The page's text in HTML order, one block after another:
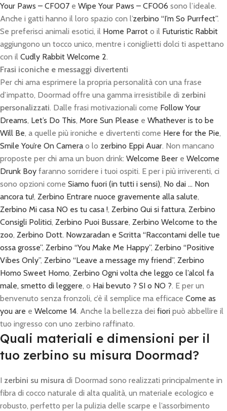
Your Paws – CF007 e Wipe Your Paws – CF006 sono l’ideale.
Anche i gatti hanno il loro spazio con l’zerbino “I’m So Purrfect”.
Se preferisci animali esotici, il Home Parrot o il Futuristic Rabbit
aggiungono un tocco unico, mentre i coniglietti dolci ti aspettano
con il Cudly Rabbit Welcome 2.
Frasi iconiche e messaggi divertenti
Per chi ama esprimere la propria personalità con una frase
d’impatto, Doormad offre una gamma irresistibile di zerbini
personalizzati. Dalle frasi motivazionali come Follow Your
Dreams, Let’s Do This, More Sun Please e Whathever is to be
Will Be, a quelle più ironiche e divertenti come Here for the Pie,
Smile You’re On Camera o lo zerbino Eppi Auar. Non mancano
proposte per chi ama un buon drink: Welcome Beer e Welcome
Drunk Boy faranno sorridere i tuoi ospiti. E per i più irriverenti, ci
sono opzioni come Siamo fuori (in tutti i sensi), No dai … Non
ancora tu!, Zerbino Entrare nuoce gravemente alla salute,
Zerbino Mi casa NO es tu casa !, Zerbino Qui si fattura, Zerbino
Consigli Politici, Zerbino Puoi Bussare, Zerbino Welcome to the
zoo, Zerbino Dott. Nowzaradan e Scritta “Raccontami delle tue
ossa grosse”, Zerbino “You Make Me Happy”, Zerbino “Positive
Vibes Only”, Zerbino “Leave a message my friend”, Zerbino
Homo Sweet Homo, Zerbino Ogni volta che leggo ce l’alcol fa
male, smetto di leggere, o Hai bevuto ? SI o NO ?. E per un
benvenuto senza fronzoli, c’è il semplice ma efficace Come as
you are e Welcome 14. Anche la bellezza dei fiori può abbellire il
tuo ingresso con uno zerbino raffinato.
Quali materiali e dimensioni per il
tuo zerbino su misura Doormad?
I zerbini su misura di Doormad sono realizzati principalmente in
fibra di cocco naturale di alta qualità, un materiale ecologico e
robusto, perfetto per la pulizia delle scarpe e l’assorbimento